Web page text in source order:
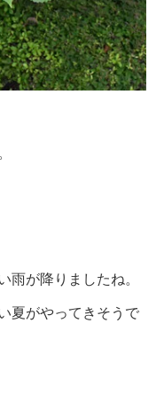
が降りましたね。
夏がやってきそうで